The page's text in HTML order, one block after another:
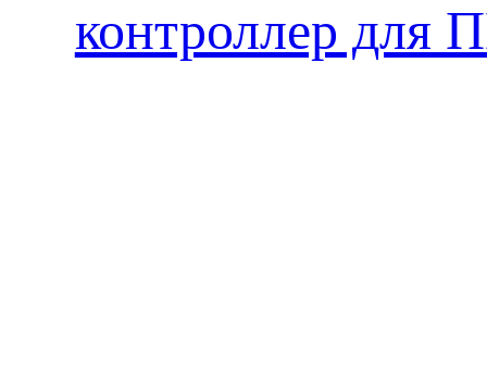
контроллер для